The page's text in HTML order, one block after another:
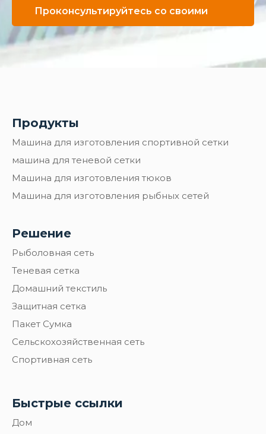
Проконсультируйтесь со своими
экспертами по Ченье
Продукты
Машина для изготовления спортивной сетки
машина для теневой сетки
Машина для изготовления тюков
Машина для изготовления рыбных сетей
Решение
Рыболовная сеть
Теневая сетка
Домашний текстиль
Защитная сетка
Пакет Сумка
Сельскохозяйственная сеть
Спортивная сеть
Быстрые ссылки
Дом